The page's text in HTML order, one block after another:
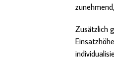
Zusätzlich